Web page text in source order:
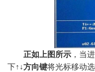
正如上图所示 ，当
下↑↓方向键将光标移动